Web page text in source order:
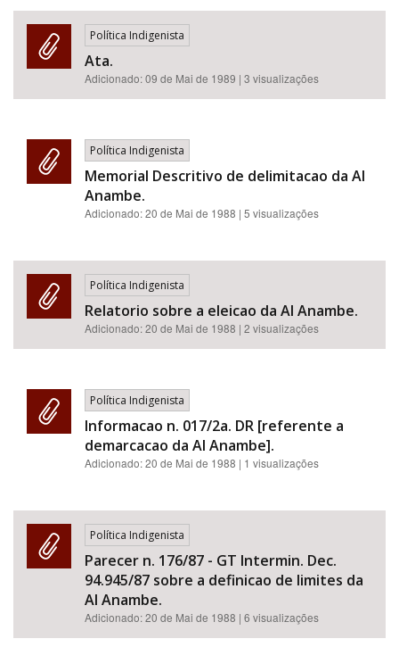
Política Indigenista
Ata.
Adicionado:09 de Mai de 1989 | 3 visualizações
Política Indigenista
Memorial Descritivo de delimitacao da AI
Anambe.
Adicionado:20 de Mai de 1988 | 5 visualizações
Política Indigenista
Relatorio sobre a eleicao da AI Anambe.
Adicionado:20 de Mai de 1988 | 2 visualizações
Política Indigenista
Informacao n. 017/2a. DR [referente a
demarcacao da AI Anambe].
Adicionado:20 de Mai de 1988 | 1 visualizações
Política Indigenista
Parecer n. 176/87 - GT Intermin. Dec.
94.945/87 sobre a definicao de limites da
AI Anambe.
Adicionado:20 de Mai de 1988 | 6 visualizações